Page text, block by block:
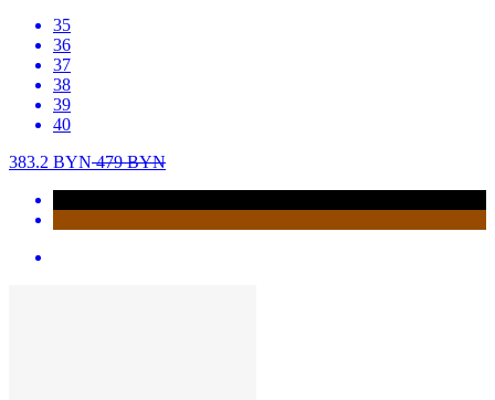
35
36
37
38
39
40
383.2 BYN479BYN